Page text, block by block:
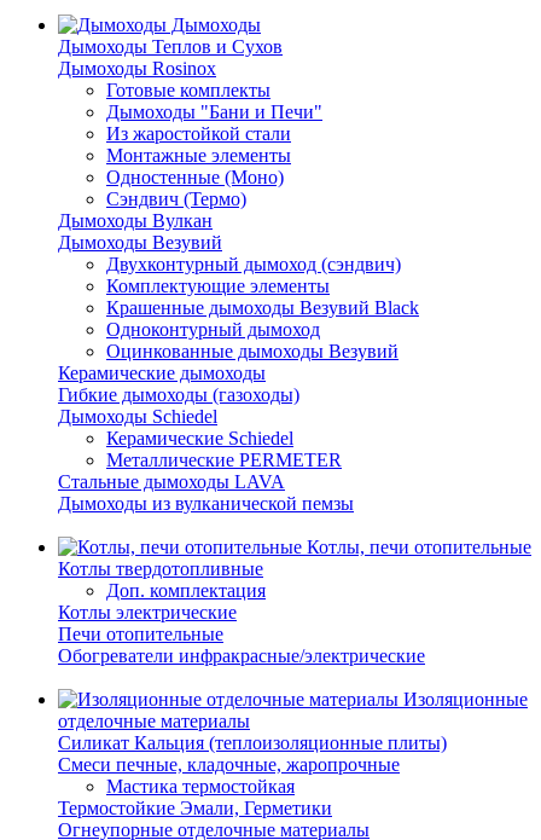
Дымоходы
Дымоходы Теплов и Сухов
Дымоходы Rosinox
Готовые комплекты
Дымоходы "Бани и Печи"
Из жаростойкой стали
Монтажные элементы
Одностенные (Моно)
Сэндвич (Термо)
Дымоходы Вулкан
Дымоходы Везувий
Двухконтурный дымоход (сэндвич)
Комплектующие элементы
Крашенные дымоходы Везувий Black
Одноконтурный дымоход
Оцинкованные дымоходы Везувий
Керамические дымоходы
Гибкие дымоходы (газоходы)
Дымоходы Schiedel
Керамические Schiedel
Металлические PERMETER
Стальные дымоходы LAVA
Дымоходы из вулканической пемзы
Котлы, печи отопительные
Котлы твердотопливные
Доп. комплектация
Котлы электрические
Печи отопительные
Обогреватели инфракрасные/электрические
Изоляционные
отделочные материалы
Силикат Кальция (теплоизоляционные плиты)
Смеси печные, кладочные, жаропрочные
Мастика термостойкая
Термостойкие Эмали, Герметики
Огнеупорные отделочные материалы